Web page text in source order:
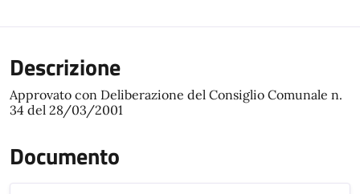
Descrizione
Approvato con Deliberazione del Consiglio Comunale n.
34 del 28/03/2001
Documento